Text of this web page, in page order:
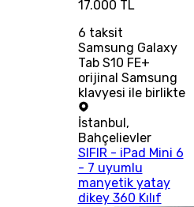
17.000 TL
6 taksit
Samsung Galaxy
Tab S10 FE+
orijinal Samsung
klavyesi ile birlikte
İstanbul ,
Bahçelievler
SIFIR - iPad Mini 6
- 7 uyumlu
manyetik yatay
dikey 360 Kılıf